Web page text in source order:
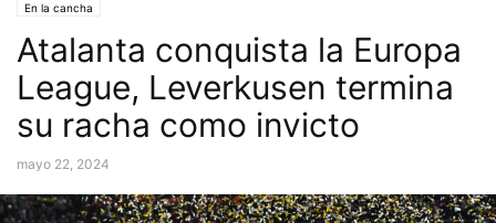
En la cancha
Atalanta conquista la Europa
League, Leverkusen termina
su racha como invicto
mayo 22, 2024